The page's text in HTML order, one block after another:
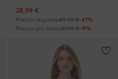
Prezzo attuale
28,99 €
Prezzo regolare49,95 €-41%
Prezzo più basso31,99 €-9%